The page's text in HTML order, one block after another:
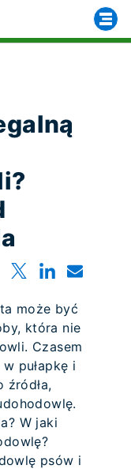
może być
która nie
Czasem
pułapkę i
źródła,
W jaki
psów i